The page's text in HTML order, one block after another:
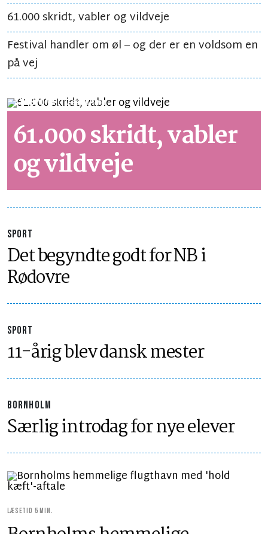
61.000 skridt, vabler og vildveje
Festival handler om øl – og der er en voldsom en
på vej
SYNSPUNKTLÆSETID 5 MIN.
61.000 skridt, vabler
og vildveje
SPORT
Det begyndte godt for NB i
Rødovre
SPORT
11-årig blev dansk mester
BORNHOLM
Særlig introdag for nye elever
LÆSETID 5 MIN.